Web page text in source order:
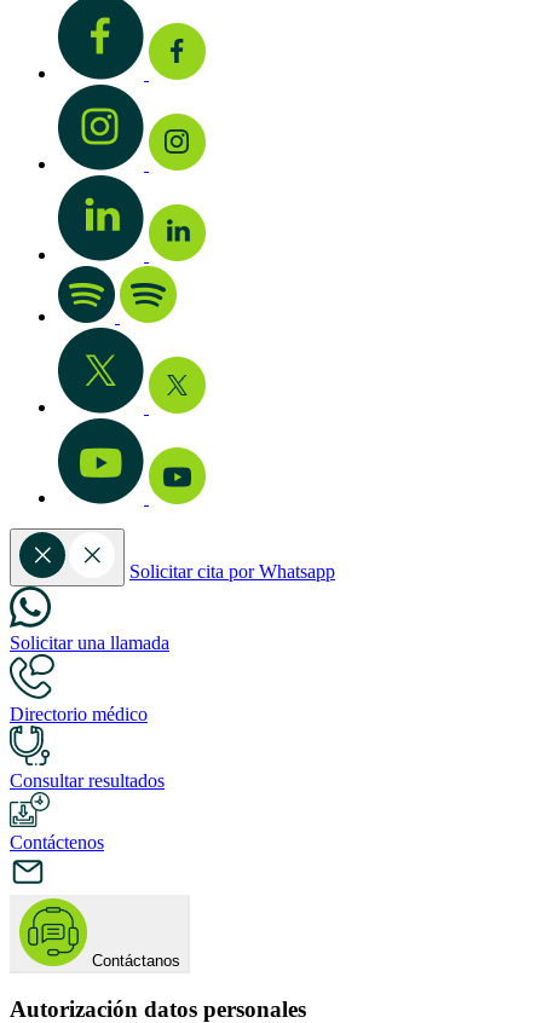
Solicitar cita por Whatsapp
Solicitar una llamada
Directorio médico
Consultar resultados
Contáctenos
Contáctanos
Autorización datos personales